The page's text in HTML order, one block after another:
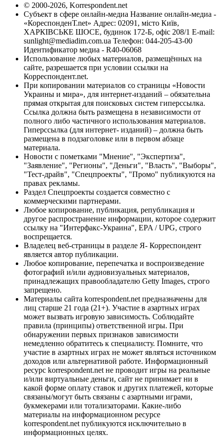
© 2000-2026, Korrespondent.net
Субъект в сфере онлайн-медиа Название онлайн-медиа -
«КореспонденТ.net» Адрес: 02091, місто Київ,
ХАРКІВСЬКЕ ШОСЕ, будинок 172-Б, офіс 208/1 E-mail:
sunlight@mediadim.com.ua Телефон: 044-205-43-00
Идентификатор медиа - R40-06068
Использование любых материалов, размещённых на
сайте, разрешается при условии ссылки на
Корреспондент.net.
При копировании материалов со страницы «Новости
Украины и мира», для интернет-изданий – обязательна
прямая открытая для поисковых систем гиперссылка.
Ссылка должна быть размещена в независимости от
полного либо частичного использования материалов.
Гиперссылка (для интернет- изданий) – должна быть
размещена в подзаголовке или в первом абзаце
материала.
Новости с пометками "Мнение", "Экспертиза",
"Заявление", "Регионы", "Деньги", "Власть", "Выборы",
"Тест-драйв", "Спецпроекты", "Промо" публикуются на
правах рекламы.
Раздел Спецпроекты создается совместно с
коммерческими партнерами.
Любое копирование, публикация, републикация и
другое распространение информации, которое содержит
ссылку на "Интерфакс-Украина", EPA / UPG, строго
воспрещается.
Владелец веб-страницы в разделе Я- Корреспондент
является автор публикации.
Любое копирование, перепечатка и воспроизведение
фотографий и/или аудиовизуальных материалов,
принадлежащих правообладателю Getty Images, строго
запрещено.
Материалы сайта korrespondent.net предназначены для
лиц старше 21 года (21+). Участие в азартных играх
может вызвать игровую зависимость. Соблюдайте
правила (принципы) ответственной игры. При
обнаружении первых признаков зависимости
немедленно обратитесь к специалисту. Помните, что
участие в азартных играх не может являться источником
доходов или альтернативой работе. Информационный
ресурс korrespondent.net не проводит игры на реальные
и/или виртуальные деньги, сайт не принимает ни в
какой форме оплату ставок и других платежей, которые
связаны/могут быть связаны с азартными играми,
букмекерами или тотализаторами. Какие-либо
материалы на информационном ресурсе
korrespondent.net публикуются исключительно в
информационных целях.